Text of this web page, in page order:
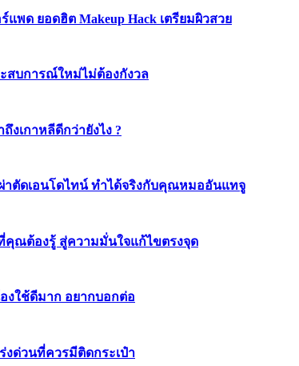
พด ยอดฮิต Makeup Hack เตรียมผิวสวย
ะสบการณ์ใหม่ไม่ต้องกังวล
งเกาหลีดีกว่ายังไง ?
าตัดเอนโดไทน์ ทำได้จริงกับคุณหมออันแทจู
คุณต้องรู้ สู่ความมั่นใจแก้ไขตรงจุด
องใช้ดีมาก อยากบอกต่อ
งด่วนที่ควรมีติดกระเป๋า